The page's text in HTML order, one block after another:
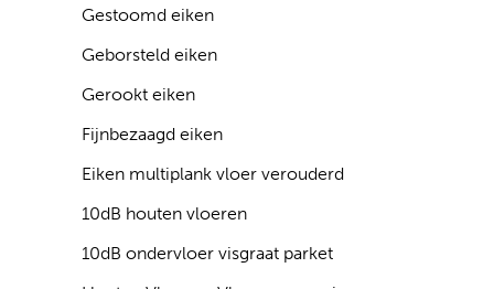
Gestoomd eiken
Geborsteld eiken
Gerookt eiken
Fijnbezaagd eiken
Eiken multiplank vloer verouderd
10dB houten vloeren
10dB ondervloer visgraat parket